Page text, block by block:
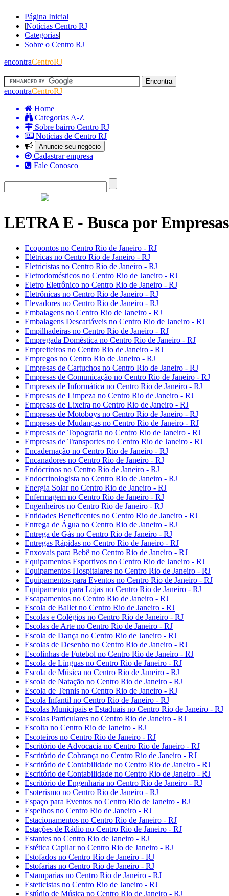
Página Inicial
|Notícias Centro RJ|
Categorias|
Sobre o Centro RJ|
encontraCentroRJ
encontraCentroRJ
Home
Categorias A-Z
Sobre bairro Centro RJ
Notícias de Centro RJ
Anuncie seu negócio
Cadastrar empresa
Fale Conosco
LETRA E - Busca por
Ecopontos no Centro Rio de Janeiro - RJ
Elétricas no Centro Rio de Janeiro - RJ
Eletricistas no Centro Rio de Janeiro - RJ
Eletrodomésticos no Centro Rio de Janeiro - RJ
Eletro Eletrônico no Centro Rio de Janeiro - RJ
Eletrônicas no Centro Rio de Janeiro - RJ
Elevadores no Centro Rio de Janeiro - RJ
Embalagens no Centro Rio de Janeiro - RJ
Embalagens Descartáveis no Centro Rio de Janeiro - RJ
Empilhadeiras no Centro Rio de Janeiro - RJ
Empregada Doméstica no Centro Rio de Janeiro - RJ
Empreiteiros no Centro Rio de Janeiro - RJ
Empregos no Centro Rio de Janeiro - RJ
Empresas de Cartuchos no Centro Rio de Janeiro - RJ
Empresas de Comunicação no Centro Rio de Janeiro - RJ
Empresas de Informática no Centro Rio de Janeiro - RJ
Empresas de Limpeza no Centro Rio de Janeiro - RJ
Empresas de Lixeira no Centro Rio de Janeiro - RJ
Empresas de Motoboys no Centro Rio de Janeiro - RJ
Empresas de Mudanças no Centro Rio de Janeiro - RJ
Empresas de Topografia no Centro Rio de Janeiro - RJ
Empresas de Transportes no Centro Rio de Janeiro - RJ
Encadernação no Centro Rio de Janeiro - RJ
Encanadores no Centro Rio de Janeiro - RJ
Endócrinos no Centro Rio de Janeiro - RJ
Endocrinologista no Centro Rio de Janeiro - RJ
Energia Solar no Centro Rio de Janeiro - RJ
Enfermagem no Centro Rio de Janeiro - RJ
Engenheiros no Centro Rio de Janeiro - RJ
Entidades Beneficentes no Centro Rio de Janeiro - RJ
Entrega de Água no Centro Rio de Janeiro - RJ
Entrega de Gás no Centro Rio de Janeiro - RJ
Entregas Rápidas no Centro Rio de Janeiro - RJ
Enxovais para Bebê no Centro Rio de Janeiro - RJ
Equipamentos Esportivos no Centro Rio de Janeiro - RJ
Equipamentos Hospitalares no Centro Rio de Janeiro - RJ
Equipamentos para Eventos no Centro Rio de Janeiro - RJ
Equipamento para Lojas no Centro Rio de Janeiro - RJ
Escapamentos no Centro Rio de Janeiro - RJ
Escola de Ballet no Centro Rio de Janeiro - RJ
Escolas e Colégios no Centro Rio de Janeiro - RJ
Escolas de Arte no Centro Rio de Janeiro - RJ
Escola de Dança no Centro Rio de Janeiro - RJ
Escolas de Desenho no Centro Rio de Janeiro - RJ
Escolinhas de Futebol no Centro Rio de Janeiro - RJ
Escola de Línguas no Centro Rio de Janeiro - RJ
Escola de Música no Centro Rio de Janeiro - RJ
Escola de Natação no Centro Rio de Janeiro - RJ
Escola de Tennis no Centro Rio de Janeiro - RJ
Escola Infantil no Centro Rio de Janeiro - RJ
Escolas Municipais e Estaduais no Centro Rio de Janeiro - RJ
Escolas Particulares no Centro Rio de Janeiro - RJ
Escolta no Centro Rio de Janeiro - RJ
Escoteiros no Centro Rio de Janeiro - RJ
Escritório de Advocacia no Centro Rio de Janeiro - RJ
Escritório de Cobrança no Centro Rio de Janeiro - RJ
Escritório de Contabilidade no Centro Rio de Janeiro - RJ
Escritório de Contabilidade no Centro Rio de Janeiro - RJ
Escritório de Engenharia no Centro Rio de Janeiro - RJ
Esoterismo no Centro Rio de Janeiro - RJ
Espaço para Eventos no Centro Rio de Janeiro - RJ
Espelhos no Centro Rio de Janeiro - RJ
Estacionamentos no Centro Rio de Janeiro - RJ
Estações de Rádio no Centro Rio de Janeiro - RJ
Estantes no Centro Rio de Janeiro - RJ
Estética Capilar no Centro Rio de Janeiro - RJ
Estofados no Centro Rio de Janeiro - RJ
Estofarias no Centro Rio de Janeiro - RJ
Estamparias no Centro Rio de Janeiro - RJ
Esteticistas no Centro Rio de Janeiro - RJ
Estúdio de Música no Centro Rio de Janeiro - RJ